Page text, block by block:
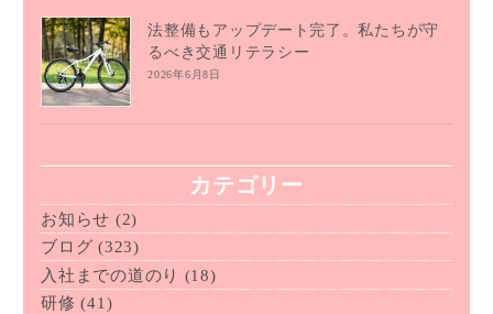
法整備もアップデート完了。私たちが守
るべき交通リテラシー
2026年6月8日
カテゴリー
お知らせ (2)
ブログ (323)
入社までの道のり (18)
研修 (41)